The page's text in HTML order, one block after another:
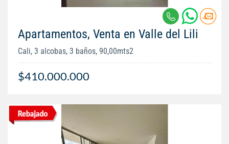
Apartamentos, Venta en Valle del Lili
Cali, 3 alcobas, 3 baños, 90,00mts2
$410.000.000